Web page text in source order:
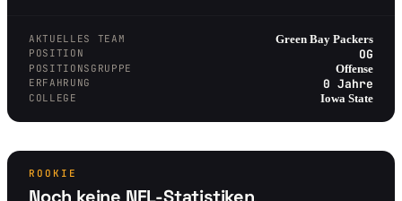
AKTUELLES TEAM Green Bay Packers
POSITION OG
POSITIONSGRUPPE Offense
ERFAHRUNG 0 Jahre
COLLEGE Iowa State
ROOKIE